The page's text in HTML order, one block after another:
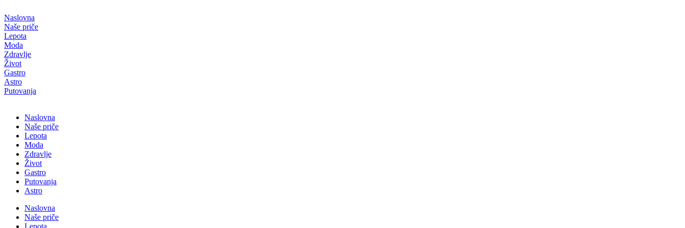
на
садржај
Naslovna
Naše priče
Lepota
Moda
Zdravlje
Život
Gastro
Astro
Putovanja
Naslovna
Naše priče
Lepota
Moda
Zdravlje
Život
Gastro
Putovanja
Astro
Naslovna
Naše priče
Lepota